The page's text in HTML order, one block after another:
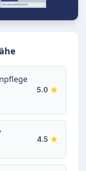
5.0
4.5